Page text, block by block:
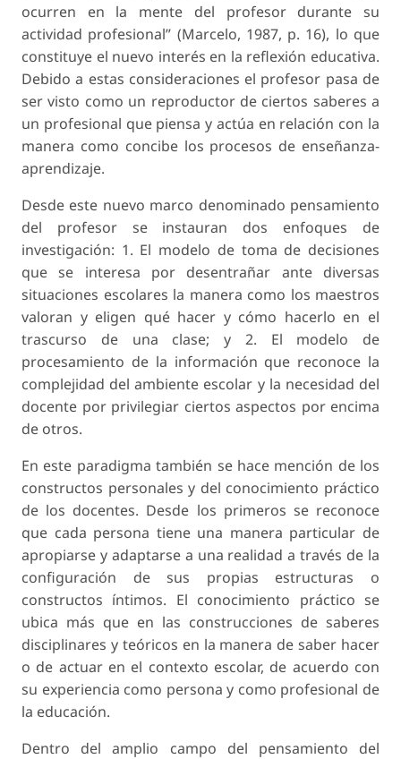
ocurren en la mente del profesor durante su
actividad profesional” (Marcelo, 1987, p. 16), lo que
constituye el nuevo interés en la reflexión educativa.
Debido a estas consideraciones el profesor pasa de
ser visto como un reproductor de ciertos saberes a
un profesional que piensa y actúa en relación con la
manera como concibe los procesos de enseñanza-
aprendizaje.
Desde este nuevo marco denominado pensamiento
del profesor se instauran dos enfoques de
investigación: 1. El modelo de toma de decisiones
que se interesa por desentrañar ante diversas
situaciones escolares la manera como los maestros
valoran y eligen qué hacer y cómo hacerlo en el
trascurso de una clase; y 2. El modelo de
procesamiento de la información que reconoce la
complejidad del ambiente escolar y la necesidad del
docente por privilegiar ciertos aspectos por encima
de otros.
En este paradigma también se hace mención de los
constructos personales y del conocimiento práctico
de los docentes. Desde los primeros se reconoce
que cada persona tiene una manera particular de
apropiarse y adaptarse a una realidad a través de la
configuración de sus propias estructuras o
constructos íntimos. El conocimiento práctico se
ubica más que en las construcciones de saberes
disciplinares y teóricos en la manera de saber hacer
o de actuar en el contexto escolar, de acuerdo con
su experiencia como persona y como profesional de
la educación.
Dentro del amplio campo del pensamiento del